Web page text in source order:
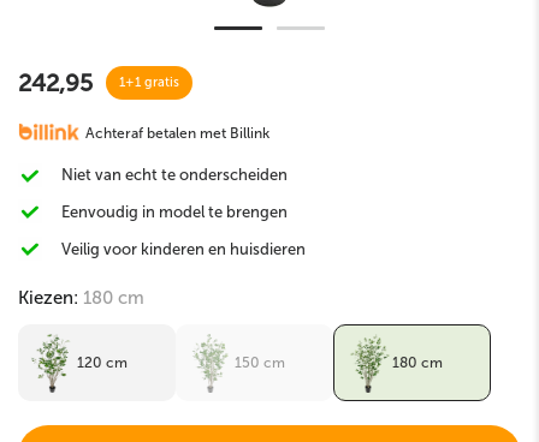
242,95 1+1 gratis
Achteraf betalen met Billink
Niet van echt te onderscheiden
Eenvoudig in model te brengen
Veilig voor kinderen en huisdieren
Kiezen: 180 cm
120 cm 150 cm 180 cm